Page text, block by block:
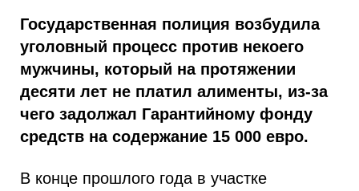
Государственная полиция возбудила
уголовный процесс против некоего
мужчины, который на протяжении
десяти лет не платил алименты, из-за
чего задолжал Гарантийному фонду
средств на содержание 15 000 евро.
В конце прошлого года в участке